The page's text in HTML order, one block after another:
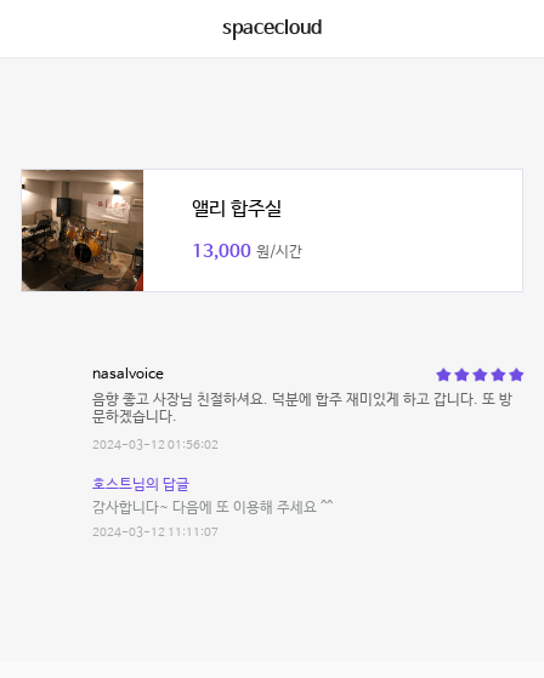
spacecloud
앨리 합주실
13,000 원/시간
nasalvoice
음향 좋고 사장님 친절하셔요. 덕분에 합주 재미있게 하고 갑니다. 또 방
문하겠습니다.
2024-03-12 01:56:02
호스트님의 답글
감사합니다~ 다음에 또 이용해 주세요 ^^
2024-03-12 11:11:07